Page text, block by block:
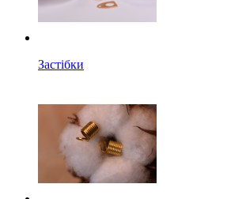
Застібки